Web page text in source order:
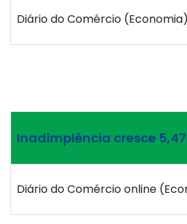
Diário do Comércio
Inadimplência cresce
Diário do Comércio online